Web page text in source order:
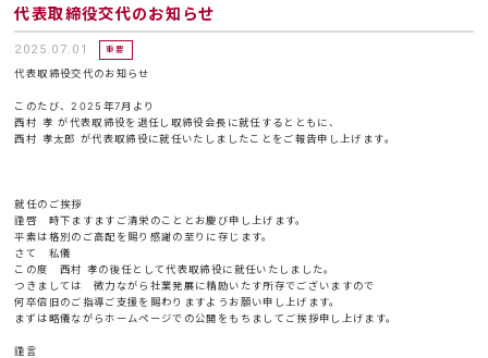
代表取締役交代のお知らせ
2025.07.01 重要
代表取締役交代のお知らせ
このたび、2025年7月より
西村 孝 が代表取締役を退任し取締役会長に就任するとともに、
西村 孝太郎 が代表取締役に就任いたしましたことをご報告申し上げます。
就任のご挨拶
謹啓 時下ますますご清栄のこととお慶び申し上げます。
平素は格別のご高配を賜り感謝の至りに存じます。
さて 私儀
この度 西村 孝の後任として代表取締役に就任いたしました。
つきましては 微力ながら社業発展に精励いたす所存でございますので
何卒倍旧のご指導ご支援を賜わりますようお願い申し上げます。
まずは略儀ながらホームページでの公開をもちましてご挨拶申し上げます。
謹言